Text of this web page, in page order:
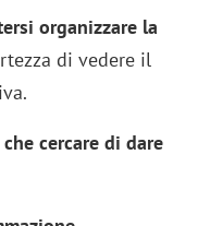
organizzare la
di vedere il
cercare di dare